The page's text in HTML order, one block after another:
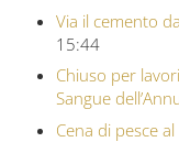
Via il cemento
15:44
Chiuso per
Sangue
Cena di pesce